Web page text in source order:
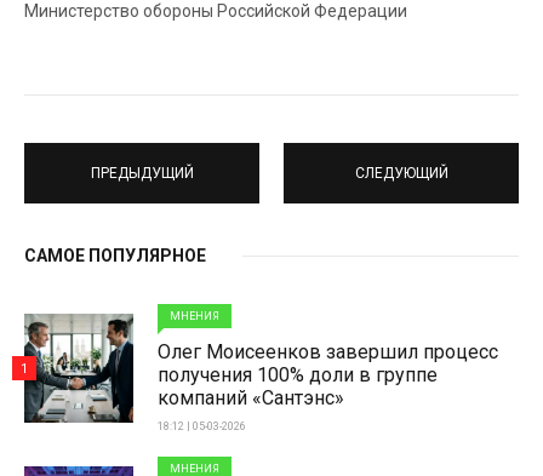
Министерство обороны Российской Федерации
ПРЕДЫДУЩИЙ СЛЕДУЮЩИЙ
САМОЕ ПОПУЛЯРНОЕ
МНЕНИЯ
Олег Моисеенков завершил процесс
получения 100% доли в группе
компаний «Сантэнс»
18:12 | 05-03-2026
1
МНЕНИЯ